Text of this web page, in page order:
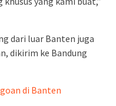
dari luar Banten juga
dikirim ke Bandung
di Banten